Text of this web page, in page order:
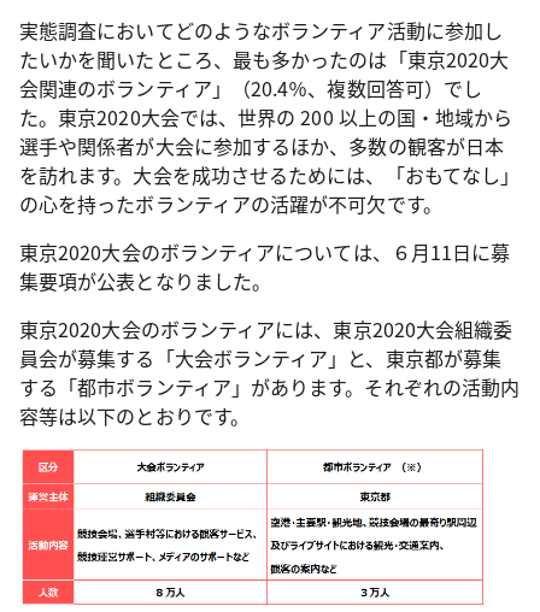
実態調査においてどのようなボランティア活動に参加し
たいかを聞いたところ、最も多かったのは「東京2020大
会関連のボランティア」（20.4％、複数回答可）でし
た。東京2020大会では、世界の 200 以上の国・地域から
選手や関係者が大会に参加するほか、多数の観客が日本
を訪れます。大会を成功させるためには、「おもてなし」
の心を持ったボランティアの活躍が不可欠です。
東京2020大会のボランティアについては、６月11日に募
集要項が公表となりました。
東京2020大会のボランティアには、東京2020大会組織委
員会が募集する「大会ボランティア」と、東京都が募集
する「都市ボランティア」があります。それぞれの活動内
容等は以下のとおりです。